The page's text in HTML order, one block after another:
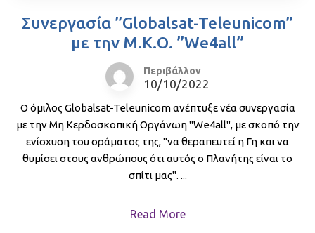
Συνεργασία ”Globalsat-Teleunicom”
με την Μ.Κ.Ο. ”We4all”
Περιβάλλον
10/10/2022
Ο όμιλος Globalsat-Teleunicom ανέπτυξε νέα συνεργασία
με την Μη Κερδοσκοπική Οργάνωη ''We4all'', με σκοπό την
ενίσχυση του οράματος της, ''να θεραπευτεί η Γη και να
θυμίσει στους ανθρώπους ότι αυτός ο Πλανήτης είναι το
σπίτι μας''. ...
Read More